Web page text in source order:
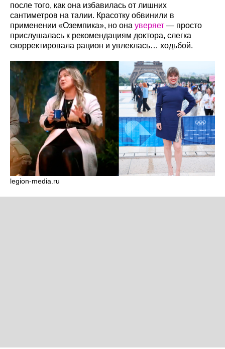
после того, как она избавилась от лишних
сантиметров на талии. Красотку обвинили в
применении «Оземпика», но она уверяет — просто
прислушалась к рекомендациям доктора, слегка
скорректировала рацион и увлеклась… ходьбой.
legion-media.ru